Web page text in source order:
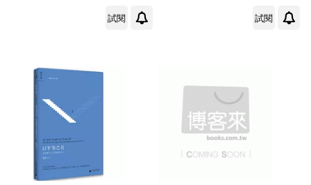
試閱
試閱